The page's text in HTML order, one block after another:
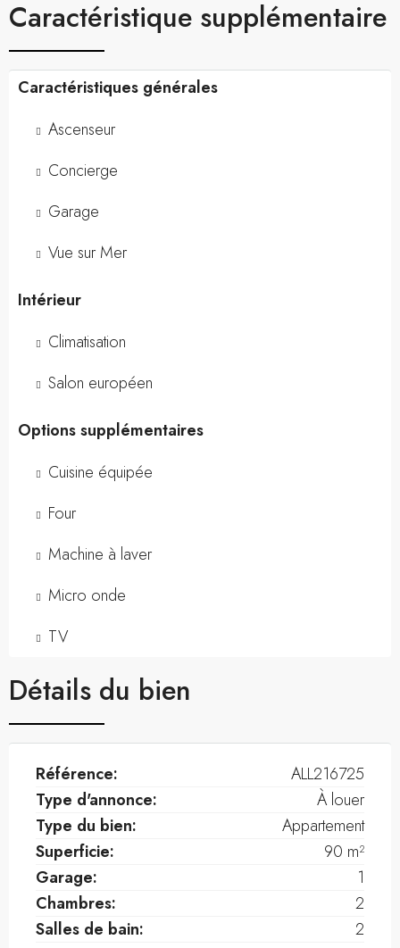
Caractéristique supplémentaire
Caractéristiques générales
Ascenseur
Concierge
Garage
Vue sur Mer
Intérieur
Climatisation
Salon européen
Options supplémentaires
Cuisine équipée
Four
Machine à laver
Micro onde
TV
Détails du bien
Référence:
ALL216725
Type d'annonce:
À louer
Type du bien:
Appartement
Superficie:
90 m²
Garage:
1
Chambres:
2
Salles de bain:
2